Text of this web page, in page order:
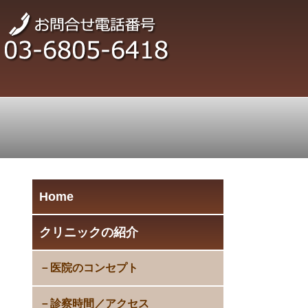
Home
クリニックの紹介
医院のコンセプト
診察時間／アクセス